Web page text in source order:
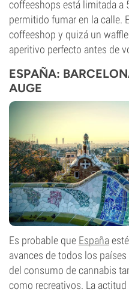
coffeeshops está limitada a
permitido fumar en la calle.
coffeeshop y quizá un
aperitivo perfecto antes de
ESPAÑA:
AUGE
Es probable que España
avances de todos los
del consumo de cannabis
como recreativos. La